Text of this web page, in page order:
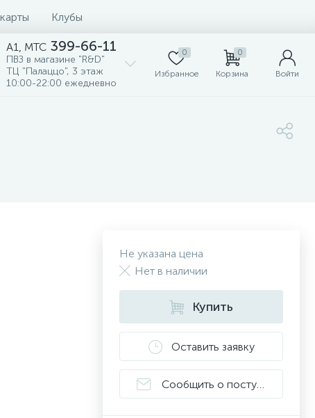
Клубы
A1, MTC 399-66-11
ПВЗ в магазине "R&D"
ТЦ "Палаццо", 3 этаж
10:00-22:00 ежедневно
0
Избранное
0
Корзина Войти
Не указана цена
Нет в наличии
Купить
Оставить заявку
Сообщить о поступлении